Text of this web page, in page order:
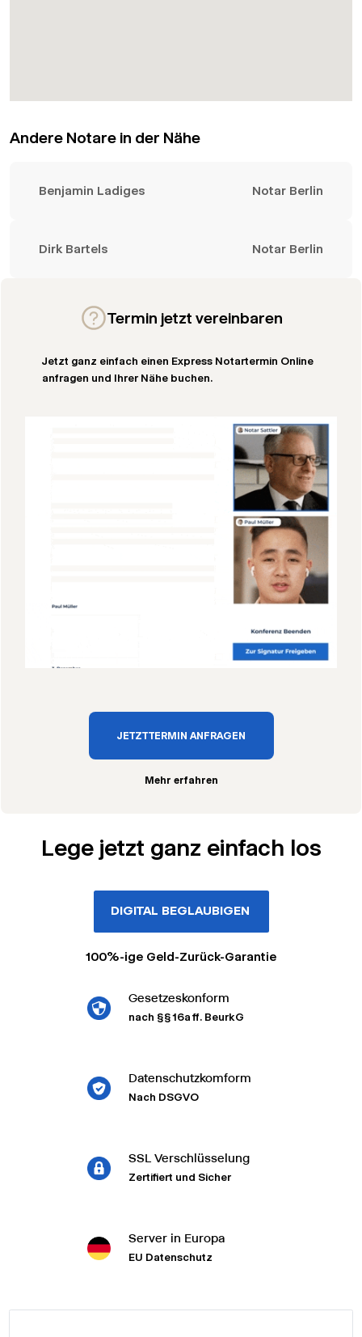
Andere Notare in der Nähe
Benjamin Ladiges Notar Berlin
Dirk Bartels Notar Berlin
Termin jetzt vereinbaren
Jetzt ganz einfach einen Express Notartermin Online
anfragen und Ihrer Nähe buchen.
JETZT TERMIN ANFRAGEN
Mehr erfahren
Lege jetzt ganz einfach los
DIGITAL BEGLAUBIGEN
100%-ige Geld-Zurück-Garantie
Gesetzeskonform
nach §§ 16a ff. BeurkG
Datenschutzkomform
Nach DSGVO
SSL Verschlüsselung
Zertifiert und Sicher
Server in Europa
EU Datenschutz